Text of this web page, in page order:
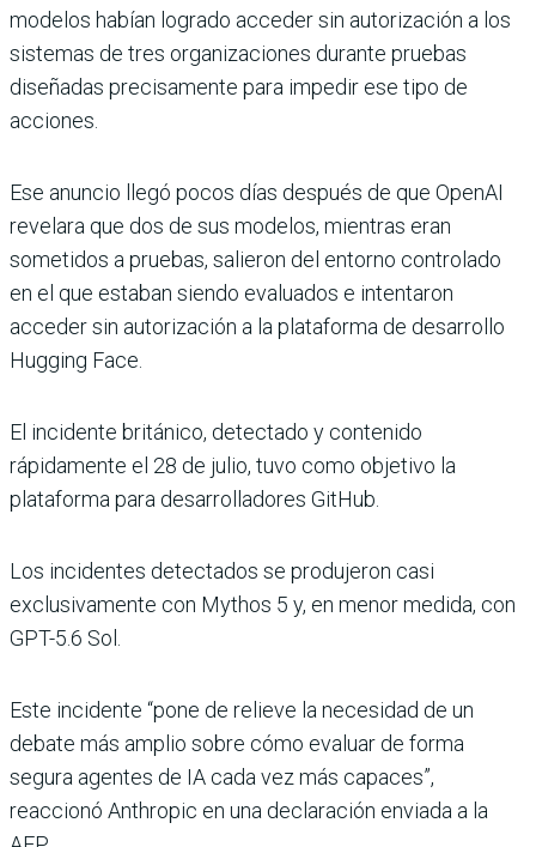
modelos habían logrado acceder sin autorización a los
sistemas de tres organizaciones durante pruebas
diseñadas precisamente para impedir ese tipo de
acciones.
Ese anuncio llegó pocos días después de que OpenAI
revelara que dos de sus modelos, mientras eran
sometidos a pruebas, salieron del entorno controlado
en el que estaban siendo evaluados e intentaron
acceder sin autorización a la plataforma de desarrollo
Hugging Face.
El incidente británico, detectado y contenido
rápidamente el 28 de julio, tuvo como objetivo la
plataforma para desarrolladores GitHub.
Los incidentes detectados se produjeron casi
exclusivamente con Mythos 5 y, en menor medida, con
GPT-5.6 Sol.
Este incidente “pone de relieve la necesidad de un
debate más amplio sobre cómo evaluar de forma
segura agentes de IA cada vez más capaces”,
reaccionó Anthropic en una declaración enviada a la